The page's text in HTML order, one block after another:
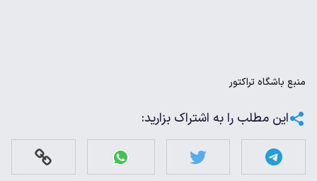
منبع باشگاه تراکتور
این مطلب را به اشتراک بزارید: